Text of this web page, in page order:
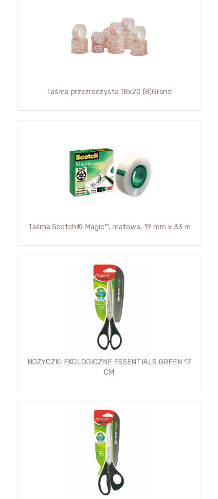
Taśma przezroczysta 18x20 (8)Grand
Taśma Scotch® Magic™, matowa, 19 mm x 33 m
NOŻYCZKI EKOLOGICZNE ESSENTIALS GREEN 17
CM